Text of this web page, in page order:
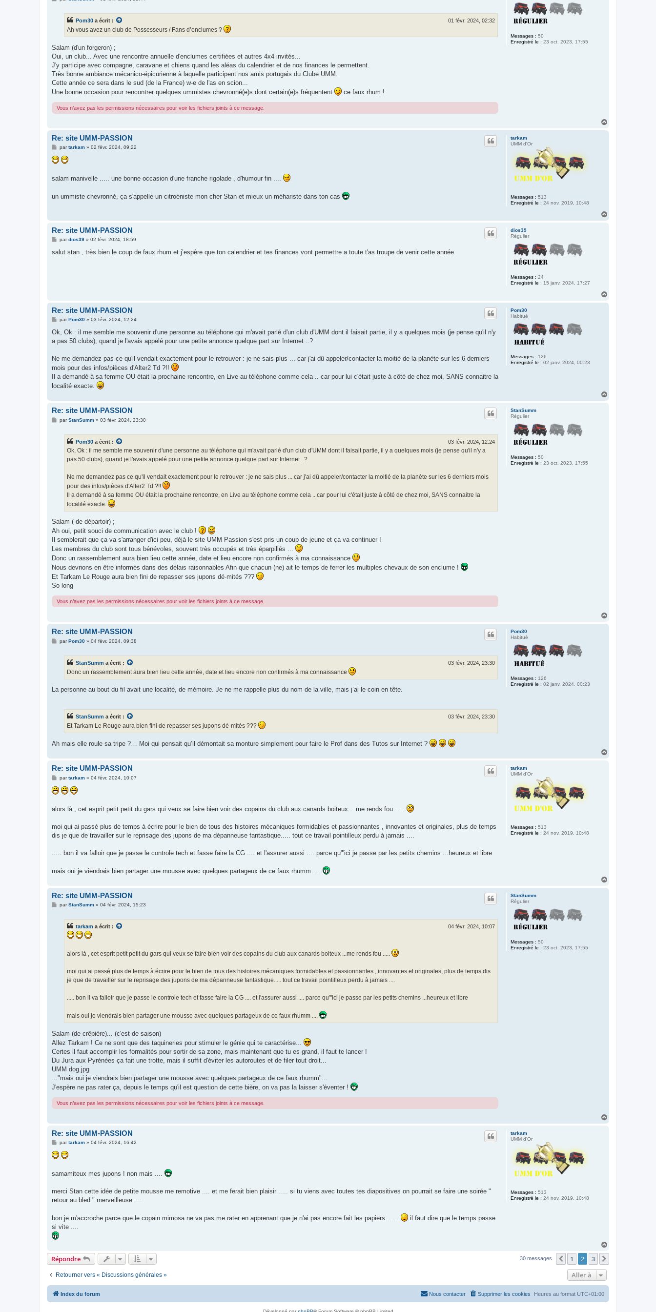
Messages : 50
Enregistré le : 23 oct. 2023, 17:55
Pom30 a écrit : 01 févr. 2024, 02:32
Ah vous avez un club de Possesseurs / Fans d’enclumes ?
Salam (d'un forgeron) ;
Oui, un club... Avec une rencontre annuelle d'enclumes certifiées et autres 4x4 invités...
J'y participe avec compagne, caravane et chiens quand les aléas du calendrier et de nos finances le permettent.
Très bonne ambiance mécanico-épicurienne à laquelle participent nos amis portugais du Clube UMM.
Cette année ce sera dans le sud (de la France) w-e de l'as en scion...
Une bonne occasion pour rencontrer quelques ummistes chevronné(e)s dont certain(e)s fréquentent
ce faux rhum !
Vous n’avez pas les permissions nécessaires pour voir les fichiers joints à ce message.
tarkam
UMM d'Or
Messages : 513
Enregistré le : 24 nov. 2019, 10:48
Re: site UMM-PASSION
M
s
s
g
e
partarkam» 02 févr. 2024, 09:22
salam manivelle ..... une bonne occasion d'une franche rigolade , d'humour fin ....
un ummiste chevronné, ça s'appelle un citroéniste mon cher Stan et mieux un méhariste dans ton cas
dios39
Régulier
Messages : 24
Enregistré le : 15 janv. 2024, 17:27
Re: site UMM-PASSION
M
s
pardios39» 02 févr. 2024, 18:59
salut stan , très bien le coup de faux rhum et j’espère que ton calendrier et tes finances vont permettre a toute t'as troupe de venir cette année
Pom30
Habitué
Messages : 126
Enregistré le : 02 janv. 2024, 00:23
Re: site UMM-PASSION
M
s
a
parPom30» 03 févr. 2024, 12:24
Ok, Ok : il me semble me souvenir d'une personne au téléphone qui m'avait parlé d'un club d'UMM dont il faisait partie, il y a quelques mois (je pense qu'il n'y
a pas 50 clubs), quand je l'avais appelé pour une petite annonce quelque part sur Internet ..?
Ne me demandez pas ce qu'il vendait exactement pour le retrouver : je ne sais plus ... car j'ai dû appeler/contacter la moitié de la planète sur les 6 derniers
mois pour des infos/pièces d'Alter2 Td ?!!
Il a demandé à sa femme OU était la prochaine rencontre, en Live au téléphone comme cela .. car pour lui c'était juste à côté de chez moi, SANS connaitre la
localité exacte.
StanSumm
Régulier
Messages : 50
Enregistré le : 23 oct. 2023, 17:55
Re: site UMM-PASSION
MparStanSumm» 03 févr. 2024, 23:30
Pom30 a écrit : 03 févr. 2024, 12:24
Ok, Ok : il me semble me souvenir d'une personne au téléphone qui m'avait parlé d'un club d'UMM dont il faisait partie, il y a quelques mois (je pense qu'il n'y a
pas 50 clubs), quand je l'avais appelé pour une petite annonce quelque part sur Internet ..?
Ne me demandez pas ce qu'il vendait exactement pour le retrouver : je ne sais plus ... car j'ai dû appeler/contacter la moitié de la planète sur les 6 derniers mois
pour des infos/pièces d'Alter2 Td ?!!
Il a demandé à sa femme OU était la prochaine rencontre, en Live au téléphone comme cela .. car pour lui c'était juste à côté de chez moi, SANS connaitre la
localité exacte.
Salam ( de départoir) ;
Ah oui, petit souci de communication avec le club !
Il semblerait que ça va s'arranger d'ici peu, déjà le site UMM Passion s'est pris un coup de jeune et ça va continuer !
Les membres du club sont tous bénévoles, souvent très occupés et très éparpillés ...
Donc un rassemblement aura bien lieu cette année, date et lieu encore non confirmés à ma connaissance
Nous devrions en être informés dans des délais raisonnables Afin que chacun (ne) ait le temps de ferrer les multiples chevaux de son enclume !
Et Tarkam Le Rouge aura bien fini de repasser ses jupons dé-mités ???
So long
Vous n’avez pas les permissions nécessaires pour voir les fichiers joints à ce message.
Pom30
Habitué
Messages : 126
Enregistré le : 02 janv. 2024, 00:23
Re: site UMM-PASSION
MparPom30» 04 févr. 2024, 09:38
StanSumm a écrit : 03 févr. 2024, 23:30
Donc un rassemblement aura bien lieu cette année, date et lieu encore non confirmés à ma connaissance
La personne au bout du fil avait une localité, de mémoire. Je ne me rappelle plus du nom de la ville, mais j’ai le coin en tête.
StanSumm a écrit : 03 févr. 2024, 23:30
Et Tarkam Le Rouge aura bien fini de repasser ses jupons dé-mités ???
Ah mais elle roule sa tripe ?… Moi qui pensait qu’il démontait sa monture simplement pour faire le Prof dans des Tutos sur Internet ?
tarkam
UMM d'Or
Messages : 513
Enregistré le : 24 nov. 2019, 10:48
Re: site UMM-PASSION
M
s
s
e
partarkam» 04 févr. 2024, 10:07
alors là , cet esprit petit petit du gars qui veux se faire bien voir des copains du club aux canards boiteux ...me rends fou .....
moi qui ai passé plus de temps à écrire pour le bien de tous des histoires mécaniques formidables et passionnantes , innovantes et originales, plus de temps
dis je que de travailler sur le reprisage des jupons de ma dépanneuse fantastique..... tout ce travail pointilleux perdu à jamais ....
..... bon il va falloir que je passe le controle tech et fasse faire la CG .... et l'assurer aussi .... parce qu"'ici je passe par les petits chemins ...heureux et libre
mais oui je viendrais bien partager une mousse avec quelques partageux de ce faux rhumm ....
StanSumm
Régulier
Messages : 50
Enregistré le : 23 oct. 2023, 17:55
Re: site UMM-PASSION
MparStanSumm» 04 févr. 2024, 15:23
tarkam a écrit : 04 févr. 2024, 10:07
alors là , cet esprit petit petit du gars qui veux se faire bien voir des copains du club aux canards boiteux ...me rends fou .....
moi qui ai passé plus de temps à écrire pour le bien de tous des histoires mécaniques formidables et passionnantes , innovantes et originales, plus de temps dis
je que de travailler sur le reprisage des jupons de ma dépanneuse fantastique..... tout ce travail pointilleux perdu à jamais ....
..... bon il va falloir que je passe le controle tech et fasse faire la CG .... et l'assurer aussi .... parce qu"'ici je passe par les petits chemins ...heureux et libre
mais oui je viendrais bien partager une mousse avec quelques partageux de ce faux rhumm ....
Salam (de crêpière)... (c'est de saison)
Allez Tarkam ! Ce ne sont que des taquineries pour stimuler le génie qui te caractérise...
Certes il faut accomplir les formalités pour sortir de sa zone, mais maintenant que tu es grand, il faut te lancer !
Du Jura aux Pyrénées ça fait une trotte, mais il suffit d'éviter les autoroutes et de filer tout droit...
UMM dog.jpg
..."mais oui je viendrais bien partager une mousse avec quelques partageux de ce faux rhumm"...
J'espère ne pas rater ça, depuis le temps qu'il est question de cette bière, on va pas la laisser s'éventer !
Vous n’avez pas les permissions nécessaires pour voir les fichiers joints à ce message.
tarkam
UMM d'Or
Messages : 513
Enregistré le : 24 nov. 2019, 10:48
Re: site UMM-PASSION
M
s
s
g
e
partarkam» 04 févr. 2024, 16:42
samamiteux mes jupons ! non mais ....
merci Stan cette idée de petite mousse me remotive .... et me ferait bien plaisir ..... si tu viens avec toutes tes diapositives on pourrait se faire une soirée "
retour au bled " merveilleuse ....
bon je m'accroche parce que le copain mimosa ne va pas me rater en apprenant que je n'ai pas encore fait les papiers ......
il faut dire que le temps passe
si vite ....
t
Répondre 30 messages Précédente
1 2 3
Retourner vers « Discussions générales » Aller à
Index du forum Heures au format UTC+01:00
Supprimer les cookies
Nous contacter